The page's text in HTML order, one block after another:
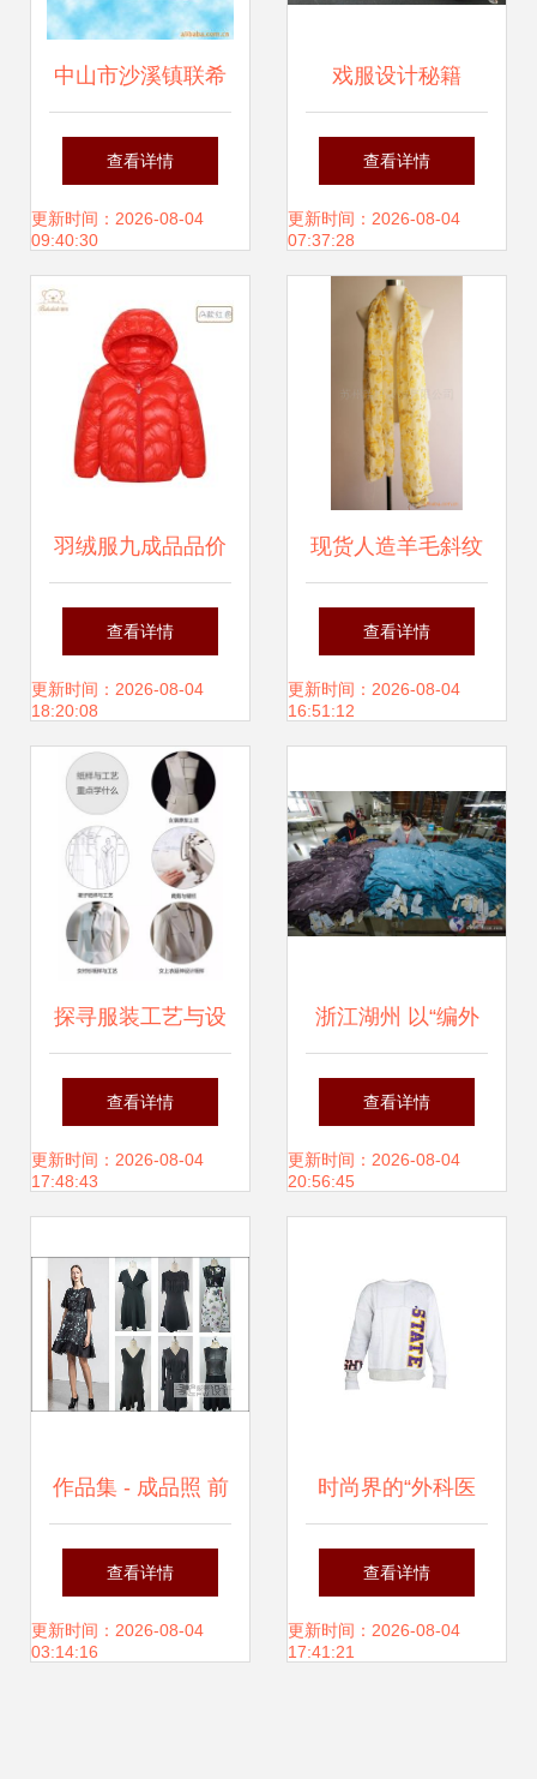
中山市沙溪镇联希
制衣厂制服与工作
服产品列表
查看详情
更新时间：2026-08-04
09:40:30
戏服设计秘籍
7500件衣服与珠宝
浮夸间，解读老钱
与暴发户的本真差
异
查看详情
更新时间：2026-08-04
07:37:28
羽绒服九成品品价
格解析 服装成衣市
场的品质与价值
查看详情
更新时间：2026-08-04
18:20:08
现货人造羊毛斜纹
印花围巾 量大有优
惠，款式新颖可靠
查看详情
更新时间：2026-08-04
16:51:12
探寻服装工艺与设
计的教育机会——
《女装纸样与工
讯
查看详情
更新时间：2026-08-04
17:48:43
浙江湖州 以“编外
车间”织就“童装名
镇”新篇章
查看详情
更新时间：2026-08-04
20:56:45
作品集 - 成品照 前
公司风格下的服装
设计范例
查看详情
更新时间：2026-08-04
03:14:16
时尚界的“外科医
生” 盘点5家重塑服
装的低调高地
查看详情
更新时间：2026-08-04
17:41:21